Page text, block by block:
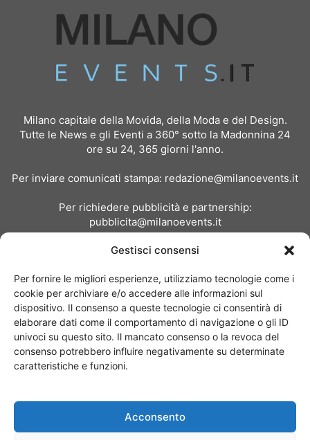
Gestisci consensi
Per fornire le migliori esperienze, utilizziamo tecnologie come i
cookie per archiviare e/o accedere alle informazioni sul
dispositivo. Il consenso a queste tecnologie ci consentirà di
elaborare dati come il comportamento di navigazione o gli ID
univoci su questo sito. Il mancato consenso o la revoca del
consenso potrebbero influire negativamente su determinate
caratteristiche e funzioni.
Acconsento
Milano capitale della Movida, della Moda e del Design.
Tutte le News e gli Eventi a 360° sotto la Madonnina 24
ore su 24, 365 giorni l'anno.
Per inviare comunicati stampa: redazione@milanoevents.it
Per richiedere pubblicità e partnership:
pubblicita@milanoevents.it
Chi siamo I Nostri Clienti
© Copyright 2017 - MilanoEvents.it© managed by